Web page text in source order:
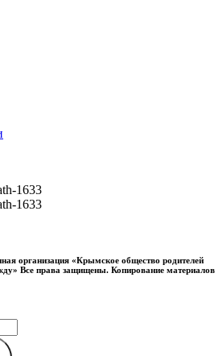
организация «Крымское общество родителей
Все права защищены. Копирование материалов